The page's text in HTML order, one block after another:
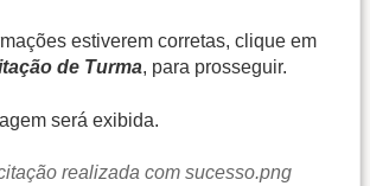
estiverem corretas, clique em
de Turma, para prosseguir.
será exibida.